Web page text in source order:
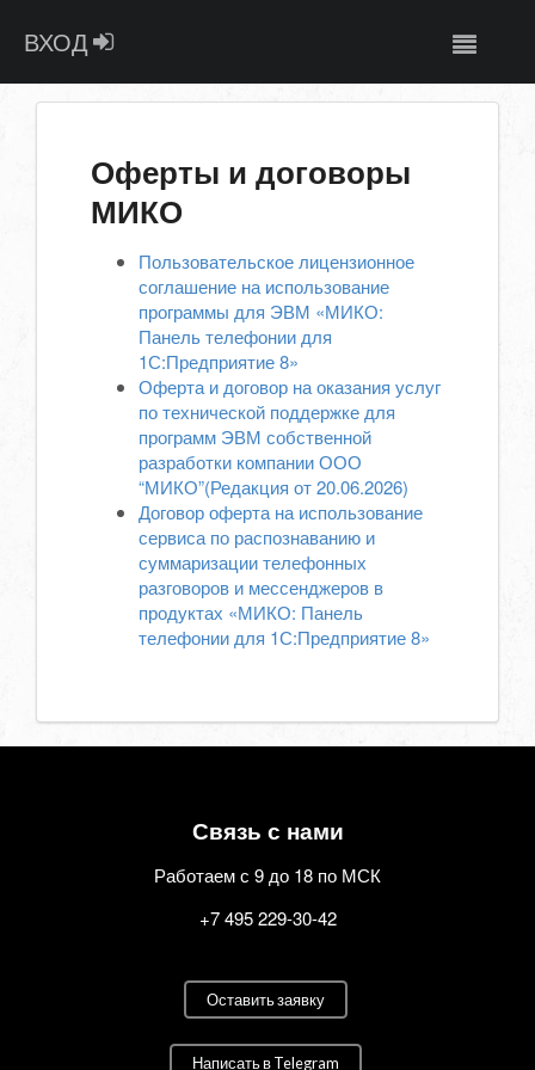
ВХОД
Оферты и договоры
МИКО
Пользовательское лицензионное
соглашение на использование
программы для ЭВМ «МИКО:
Панель телефонии для
1С:Предприятие 8»
Оферта и договор на оказания услуг
по технической поддержке для
программ ЭВМ собственной
разработки компании ООО
“МИКО”(Редакция от 20.06.2026)
Договор оферта на использование
сервиса по распознаванию и
суммаризации телефонных
разговоров и мессенджеров в
продуктах «МИКО: Панель
телефонии для 1С:Предприятие 8»
Связь с нами
Работаем с 9 до 18 по МСК
+7 495 229-30-42
Оставить заявку
Написать в Telegram